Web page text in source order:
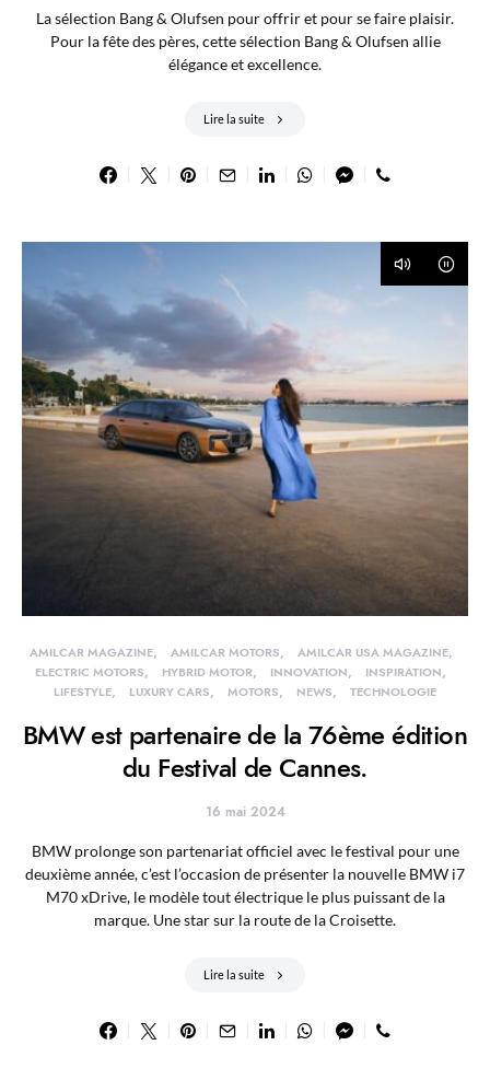
La sélection Bang & Olufsen pour offrir et pour se faire plaisir.
Pour la fête des pères, cette sélection Bang & Olufsen allie
élégance et excellence.
Lire la suite
AMILCAR MAGAZINE AMILCAR MOTORS
AMILCAR USA MAGAZINE
ELECTRIC MOTORS
HYBRID MOTOR INNOVATION
INSPIRATION
LIFESTYLE
LUXURY CARS MOTORS NEWS TECHNOLOGIE
BMW est partenaire de la 76ème édition
du Festival de Cannes.
16 mai 2024
BMW prolonge son partenariat officiel avec le festival pour une
deuxième année, c’est l’occasion de présenter la nouvelle BMW i7
M70 xDrive, le modèle tout électrique le plus puissant de la
marque. Une star sur la route de la Croisette.
Lire la suite